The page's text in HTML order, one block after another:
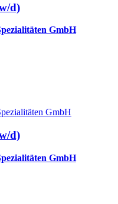
d)
GmbH
d)
GmbH